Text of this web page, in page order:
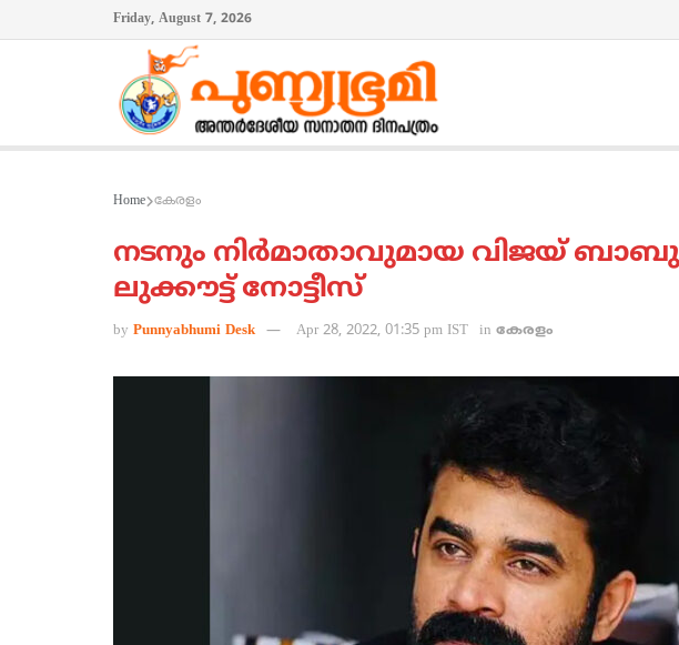
Friday, August 7, 2026
Home കേരളം
നടനും നിര്‍മാതാവുമായ വിജയ്
ലുക്കൗട്ട് നോട്ടീസ്
by Punnyabhumi Desk Apr 28, 2022, 01:35 pm IST in കേരളം